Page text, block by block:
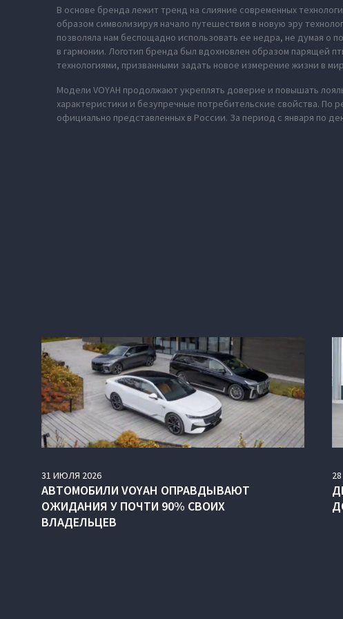
В основе бренда лежит тренд на слияние современных
образом символизируя начало путешествия в новую эру
позволяла нам беспощадно использовать ее недра, не думая о
в гармонии. Логотип бренда был вдохновлен образом парящей
технологиями, призванными задать новое измерение жизни в
Модели VOYAH продолжают укреплять доверие и повышать
характеристики и безупречные потребительские свойства. По
официально представленных в России. За период с января по
31 ИЮЛЯ 2026
АВТОМОБИЛИ VOYAH ОПРАВДЫВАЮТ
ОЖИДАНИЯ У ПОЧТИ 90% СВОИХ
ВЛАДЕЛЬЦЕВ
28